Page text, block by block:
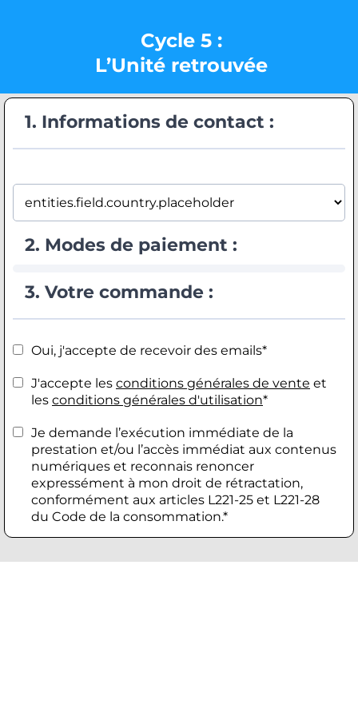
Cycle 5 :
L’Unité retrouvée
1. Informations de contact :
2. Modes de paiement :
3. Votre commande :
Oui, j'accepte de recevoir des emails*
J'accepte les conditions générales de vente et
les conditions générales d'utilisation*
Je demande l’exécution immédiate de la
prestation et/ou l’accès immédiat aux contenus
numériques et reconnais renoncer
expressément à mon droit de rétractation,
conformément aux articles L221-25 et L221-28
du Code de la consommation.*